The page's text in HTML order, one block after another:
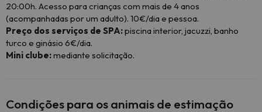
20:00h. Acesso para crianças com mais de 4 anos
(acompanhadas por um adulto). 10€/dia e pessoa.
Preço dos serviços de SPA:piscina interior, jacuzzi, banho
turco e ginásio 6€/dia.
Mini clube:mediante solicitação.
Condições para os animais de estimação